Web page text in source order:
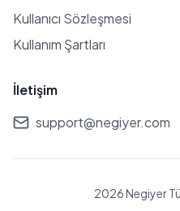
Kullanıcı Sözleşmesi
Kullanım Şartları
İletişim
support@negiyer.com
2026 Negiyer